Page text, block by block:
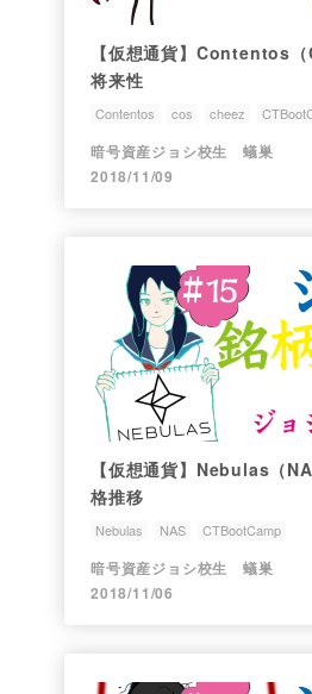
【仮想通貨】Contentos（
将来性
Contentos cos cheez
ジョシちゃんのアルトコイン情報
暗号資産ジョシ校生 蟻巣
2018/11/09
【仮想通貨】Nebulas（
格推移
Nebulas NAS
CTBootCamp
ジョシちゃんのアルトコイン情報
暗号資産ジョシ校生 蟻巣
2018/11/06